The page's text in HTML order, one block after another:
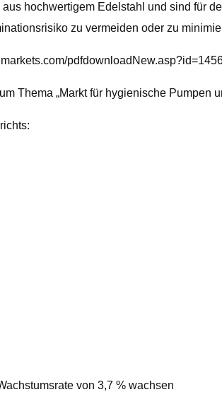
hochwertigem Edelstahl und sind für
zu vermeiden oder zu
Thema „Markt für hygienische Pumpen
von 3,7 % wachsen